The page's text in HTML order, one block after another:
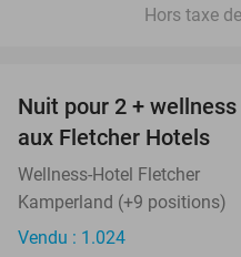
Hors taxe
Nuit pour 2 +
aux Fletcher Hotels
Wellness-Hotel Fletcher
Kamperland (+9 positions)
Vendu : 1.024